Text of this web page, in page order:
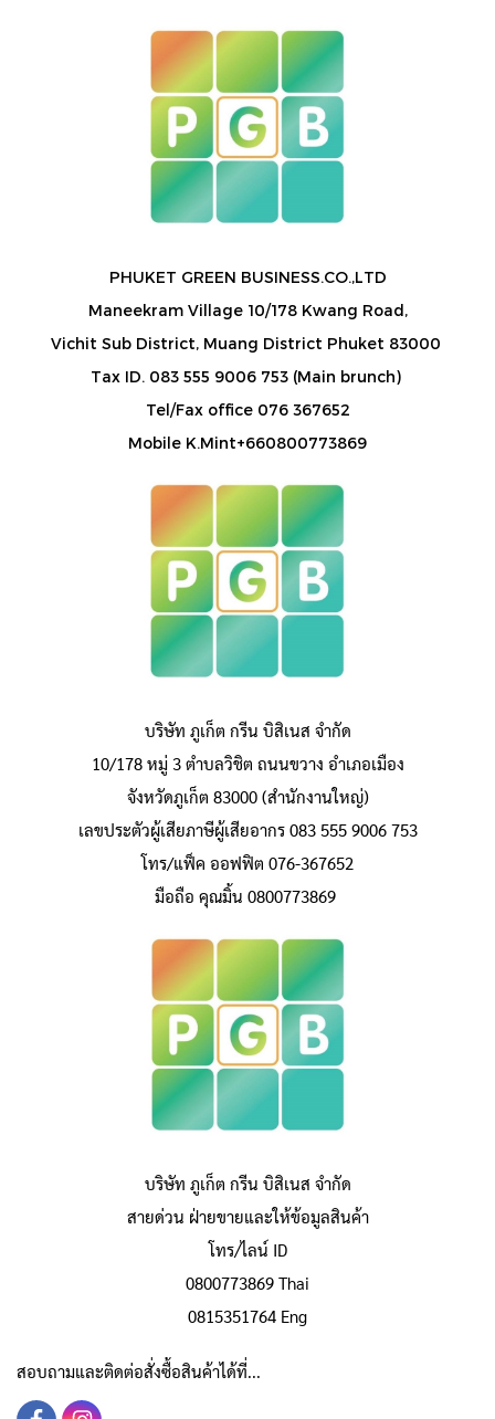
PHUKET GREEN BUSINESS.CO.,LTD
Maneekram Village 10/178 Kwang Road,
Vichit Sub District, Muang District Phuket 83000
Tax ID. 083 555 9006 753 (Main brunch)
Tel/Fax office 076 367652
Mobile K.Mint+660800773869
บริษัท ภูเก็ต กรีน บิสิเนส จำกัด
10/178 หมู่ 3 ตำบลวิชิต ถนนขวาง อำเภอเมือง
จังหวัดภูเก็ต 83000 (สำนักงานใหญ่)
เลขประตัวผู้เสียภาษีผู้เสียอากร 083 555 9006 753
โทร/แฟ็ค ออฟฟิต 076-367652
มือถือ คุณมิ้น 0800773869
บริษัท ภูเก็ต กรีน บิสิเนส จำกัด
สายด่วน ฝ่ายขายและให้ข้อมูลสินค้า
โทร/ไลน์ ID
0800773869 Thai
0815351764 Eng
สอบถามและติดต่อสั่งซื้อสินค้าได้ที่...